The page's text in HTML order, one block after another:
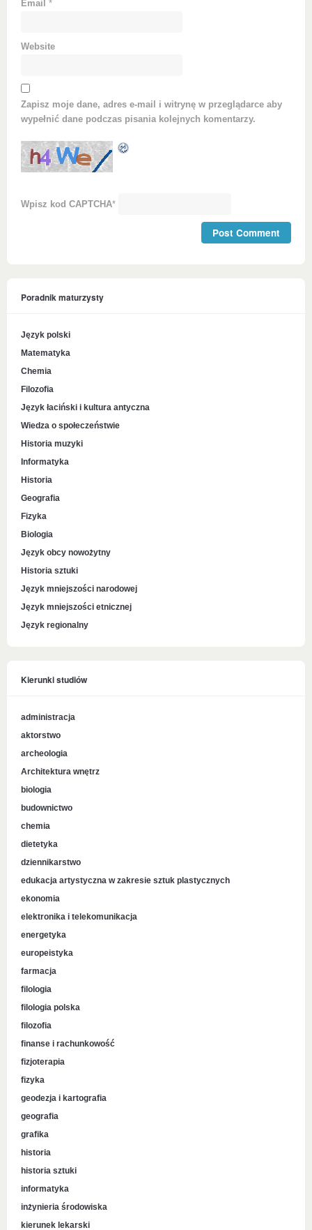
Email *
Website
Zapisz moje dane, adres e-mail i witrynę w przeglądarce aby
wypełnić dane podczas pisania kolejnych komentarzy.
Wpisz kod CAPTCHA*
Poradnik maturzysty
Język polski
Matematyka
Chemia
Filozofia
Język łaciński i kultura antyczna
Wiedza o społeczeństwie
Historia muzyki
Informatyka
Historia
Geografia
Fizyka
Biologia
Język obcy nowożytny
Historia sztuki
Język mniejszości narodowej
Język mniejszości etnicznej
Język regionalny
Kierunki studiów
administracja
aktorstwo
archeologia
Architektura wnętrz
biologia
budownictwo
chemia
dietetyka
dziennikarstwo
edukacja artystyczna w zakresie sztuk plastycznych
ekonomia
elektronika i telekomunikacja
energetyka
europeistyka
farmacja
filologia
filologia polska
filozofia
finanse i rachunkowość
fizjoterapia
fizyka
geodezja i kartografia
geografia
grafika
historia
historia sztuki
informatyka
inżynieria środowiska
kierunek lekarski